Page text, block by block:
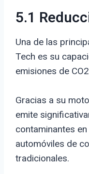
5.1
Una de las
Tech es su
emisiones de
Gracias a su
emite
contaminantes
automóviles de
tradicionales.